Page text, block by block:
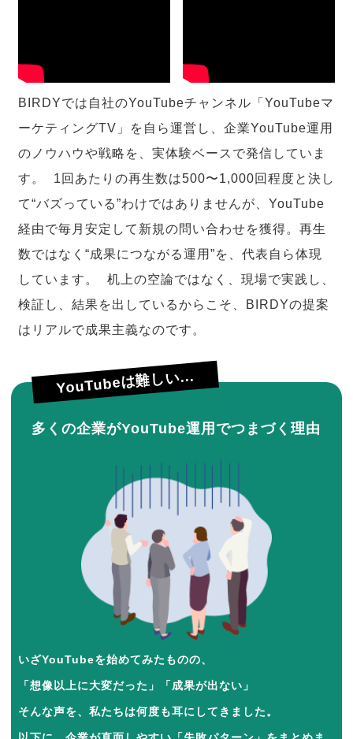
BIRDYでは自社のYouTubeチャンネル「YouTubeマ
ーケティングTV」を自ら運営し、企業YouTube運用
のノウハウや戦略を、実体験ベースで発信していま
す。 1回あたりの再生数は500〜1,000回程度と決し
て“バズっている”わけではありませんが、YouTube
経由で毎月安定して新規の問い合わせを獲得。再生
数ではなく“成果につながる運用”を、代表自ら体現
しています。 机上の空論ではなく、現場で実践し、
検証し、結果を出しているからこそ、BIRDYの提案
はリアルで成果主義なのです。
YouTubeは難しい...
多くの企業がYouTube運用でつまづく理由
いざYouTubeを始めてみたものの、
「想像以上に大変だった」「成果が出ない」
そんな声を、私たちは何度も耳にしてきました。